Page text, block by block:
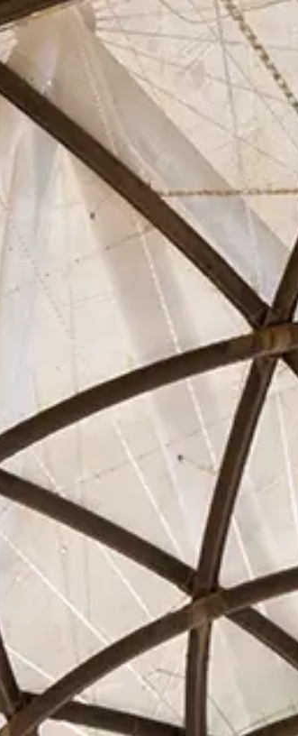
Asociados Actualidad Contacto